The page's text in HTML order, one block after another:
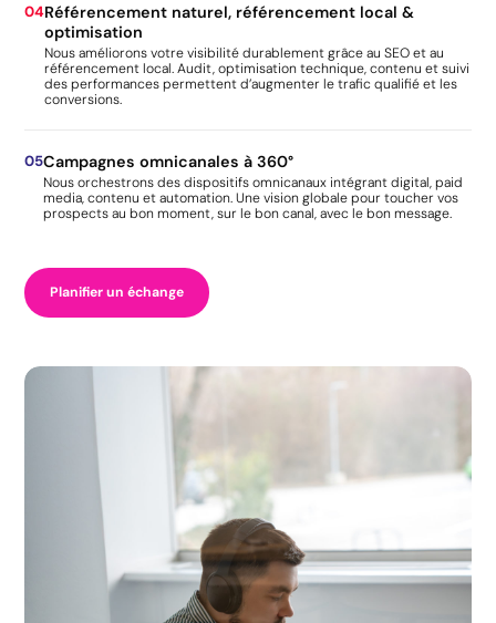
04Référencement naturel, référencement local &
optimisation
Nous améliorons votre visibilité durablement grâce au SEO et au
référencement local. Audit, optimisation technique, contenu et suivi
des performances permettent d’augmenter le trafic qualifié et les
conversions.
05Campagnes omnicanales à 360°
Nous orchestrons des dispositifs omnicanaux intégrant digital, paid
media, contenu et automation. Une vision globale pour toucher vos
prospects au bon moment, sur le bon canal, avec le bon message.
Planifier un échange